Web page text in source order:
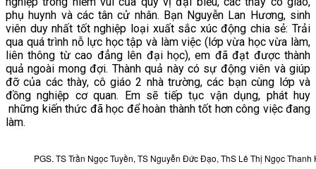
phụ huynh và các tân cử nhân. Bạn Nguyễn Lan Hương, sinh
viên duy nhất tốt nghiệp loại xuất sắc xúc động chia sẻ: Trải
qua quá trình nỗ lực học tập và làm việc (lớp vừa học vừa làm,
liên thông từ cao đẳng lên đại học), em đã đạt được thành
quả ngoài mong đợi. Thành quả này có sự động viên và giúp
đỡ của các thày, cô giáo 2 nhà trường, các bạn cùng lớp và
đồng nghiệp cơ quan. Em sẽ tiếp tục vận dụng, phát huy
những kiến thức đã học để hoàn thành tốt hơn công việc đang
làm.
PGS. TS Trần Ngọc Tuyền, TS Nguyễn Đức Đạo, ThS Lê Thị Ngọc